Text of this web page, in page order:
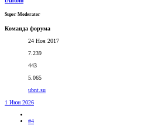
Super Moderator
Команда форума
24 Ноя 2017
7.239
443
5.065
ubnt.su
1 Июн 2026
#4